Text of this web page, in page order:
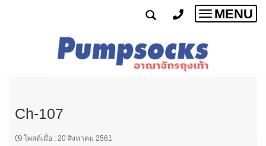
Toggle
MENU
Ch-107
โพสต์เมื่อ : 20 สิงหาคม 2561